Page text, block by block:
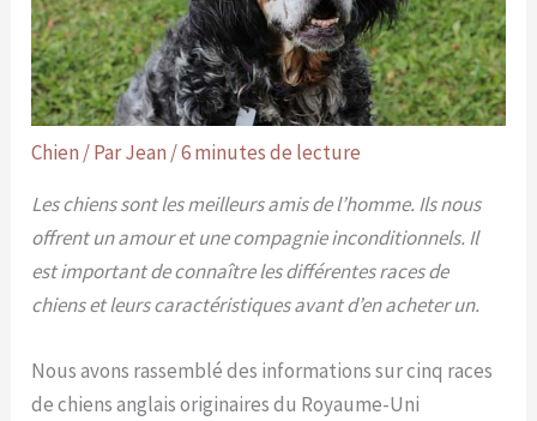
Chien / ParJean /6 minutes de lecture
Les chiens sont les meilleurs amis de l’homme. Ils nous
offrent un amour et une compagnie inconditionnels. Il
est important de connaître les différentes races de
chiens et leurs caractéristiques avant d’en acheter un.
Nous avons rassemblé des informations sur cinq races
de chiens anglais originaires du Royaume-Uni